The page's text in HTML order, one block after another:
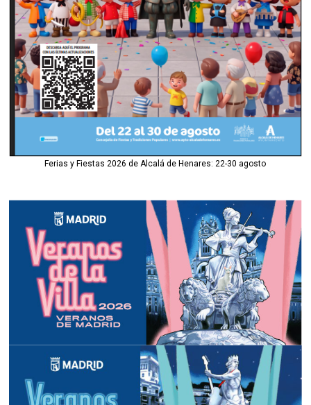
Ferias y Fiestas 2026 de Alcalá de Henares: 22-30 agosto